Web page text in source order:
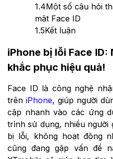
1.4Một số câu hỏi
mật Face ID
1.5Kết luận
iPhone bị lỗi Face
khắc phục hiệu quả!
Face ID là công nghệ
trêniPhone, giúp người
cập nhanh vào các ứng
trình sử dụng, nhiều người
bị lỗi, không hoạt động
cũng đang gặp vấn đề